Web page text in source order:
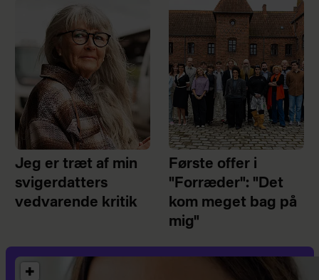
Jeg er træt af min
svigerdatters
vedvarende kritik
Første offer i
"Forræder": "Det
kom meget bag på
mig"